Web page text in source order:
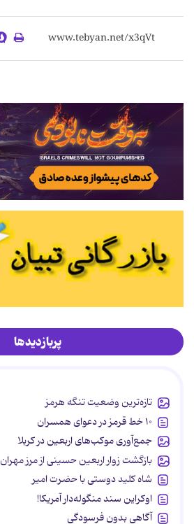
پربازدیدها
تازه‌ترین وضعیت تنگه هرمز
۱۰ خط قرمز در دعوای همسران
جمع‌آوری موکب‌های اربعین در کربلا
بازگشت زوار اربعین حسینی از مرز مهران
شاه کلید دوستی با حضرت امیر
اوکراین سند منگوله‌دار آمریکا!
آگاهی بدون فرسودگی